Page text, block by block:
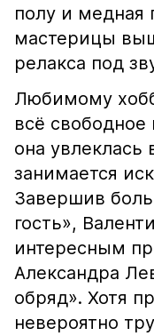
полу и медная
мастерицы
релакса под
Любимому
всё
она увлеклась
занимается
Завершив
гость»,
интересным
Александра
обряд». Хотя
невероятно